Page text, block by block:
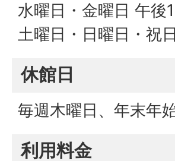
水曜日・金曜日 午後
土曜日・日曜日・祝
休館日
毎週木曜日、年末年
利用料金